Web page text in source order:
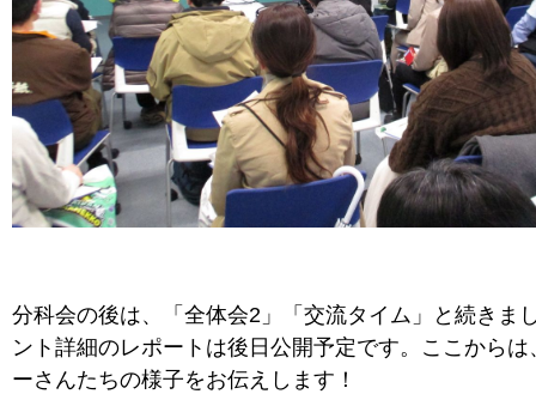
分科会の後は、「全体会2」「交流タイム」と続きま
ント詳細のレポートは後日公開予定です。ここからは
ーさんたちの様子をお伝えします！